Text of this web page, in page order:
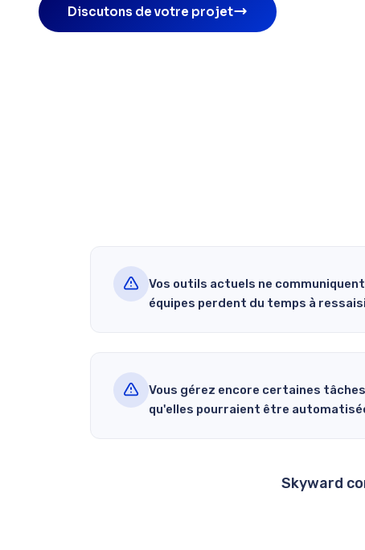
Discutons de votre projet
Vos outils actuels ne
équipes perdent du temps à
Vous gérez encore certaines
qu'elles pourraient être
Skyward